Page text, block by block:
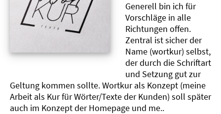
Generell bin ich für
Vorschläge in alle
Richtungen offen.
Zentral ist sicher der
Name (wortkur) selbst,
der durch die Schriftart
und Setzung gut zur
Geltung kommen sollte. Wortkur als Konzept (meine
Arbeit als Kur für Wörter/Texte der Kunden) soll später
auch im Konzept der Homepage und me..